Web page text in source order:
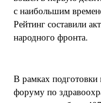
с наибольшим
Рейтинг составили
народного фронта.
В рамках подготовки
форуму по